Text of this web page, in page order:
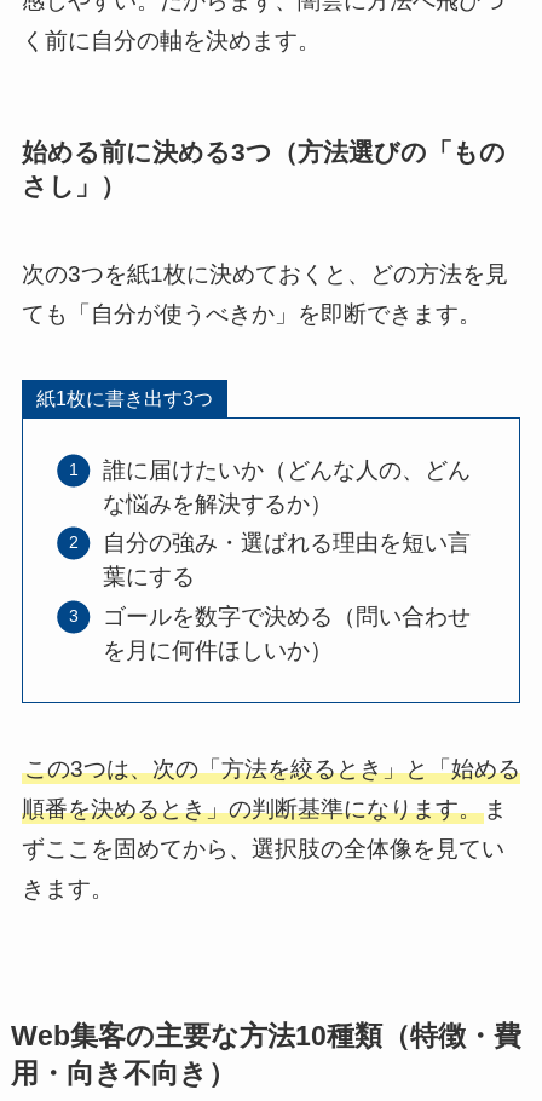
く前に自分の軸を決めます。
始める前に決める3つ（方法選びの「もの
さし」）
次の3つを紙1枚に決めておくと、どの方法を見
ても「自分が使うべきか」を即断できます。
紙1枚に書き出す3つ
誰に届けたいか（どんな人の、どん
な悩みを解決するか）
自分の強み・選ばれる理由を短い言
葉にする
ゴールを数字で決める（問い合わせ
を月に何件ほしいか）
この3つは、次の「方法を絞るとき」と「始める
順番を決めるとき」の判断基準になります。ま
ずここを固めてから、選択肢の全体像を見てい
きます。
Web集客の主要な方法10種類（特徴・費
用・向き不向き）